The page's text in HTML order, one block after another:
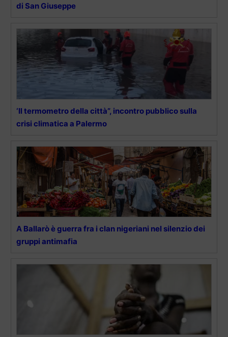
di San Giuseppe
‘Il termometro della città”, incontro pubblico sulla
crisi climatica a Palermo
A Ballarò è guerra fra i clan nigeriani nel silenzio dei
gruppi antimafia